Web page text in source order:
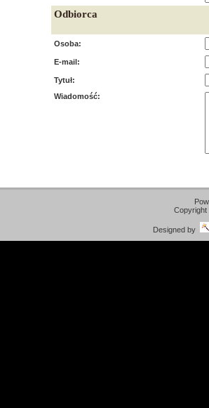
Odbiorca
Osoba:
E-mail:
Tytuł:
Wiadomość:
Designed by